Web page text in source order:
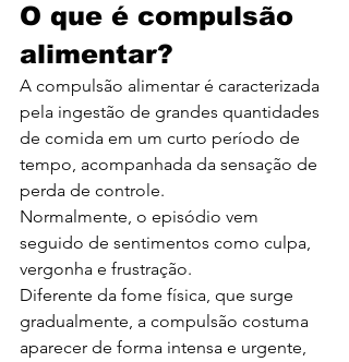
O que é compulsão
alimentar?
A compulsão alimentar é caracterizada
pela ingestão de grandes quantidades
de comida em um curto período de
tempo, acompanhada da sensação de
perda de controle.
Normalmente, o episódio vem
seguido de sentimentos como culpa,
vergonha e frustração.
Diferente da fome física, que surge
gradualmente, a compulsão costuma
aparecer de forma intensa e urgente,